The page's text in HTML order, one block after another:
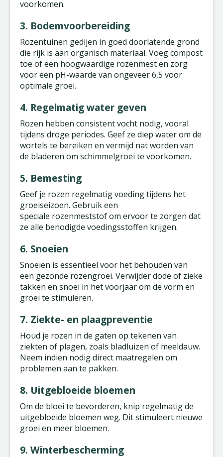
voorkomen.
3. Bodemvoorbereiding
Rozentuinen gedijen in goed doorlatende grond
die rijk is aan organisch materiaal. Voeg compost
toe of een hoogwaardige rozenmest en zorg
voor een pH-waarde van ongeveer 6,5 voor
optimale groei.
4. Regelmatig water geven
Rozen hebben consistent vocht nodig, vooral
tijdens droge periodes. Geef ze diep water om de
wortels te bereiken en vermijd nat worden van
de bladeren om schimmelgroei te voorkomen.
5. Bemesting
Geef je rozen regelmatig voeding tijdens het
groeiseizoen. Gebruik een
speciale rozenmeststof om ervoor te zorgen dat
ze alle benodigde voedingsstoffen krijgen.
6. Snoeien
Snoeien is essentieel voor het behouden van
een gezonde rozengroei. Verwijder dode of zieke
takken en snoei in het voorjaar om de vorm en
groei te stimuleren.
7. Ziekte- en plaagpreventie
Houd je rozen in de gaten op tekenen van
ziekten of plagen, zoals bladluizen of meeldauw.
Neem indien nodig direct maatregelen om
problemen aan te pakken.
8. Uitgebloeide bloemen
Om de bloei te bevorderen, knip regelmatig de
uitgebloeide bloemen weg. Dit stimuleert nieuwe
groei en meer bloemen.
9. Winterbescherming